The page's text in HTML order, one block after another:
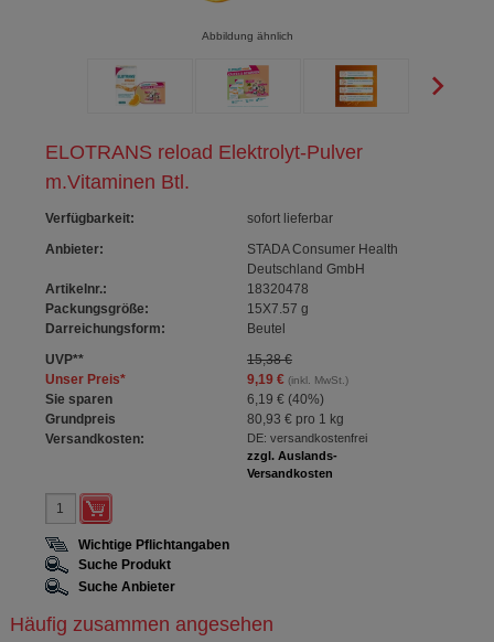
ELOTRANS reload Elektrolyt-Pulver
m.Vitaminen Btl.
Verfügbarkeit:
sofort lieferbar
Anbieter:
STADA Consumer Health
Deutschland GmbH
Artikelnr.:
18320478
Packungsgröße:
15X7.57 g
Darreichungsform:
Beutel
UVP**
15,38 €
Unser Preis* 9,19 €(inkl. MwSt.)
Sie sparen 6,19 € (40%)
Grundpreis
80,93 €pro 1 kg
Versandkosten:
DE: versandkostenfrei
zzgl. Auslands-
Versandkosten
Abbildung ähnlich
Wichtige Pflichtangaben
Suche Produkt
Suche Anbieter
Häufig zusammen angesehen